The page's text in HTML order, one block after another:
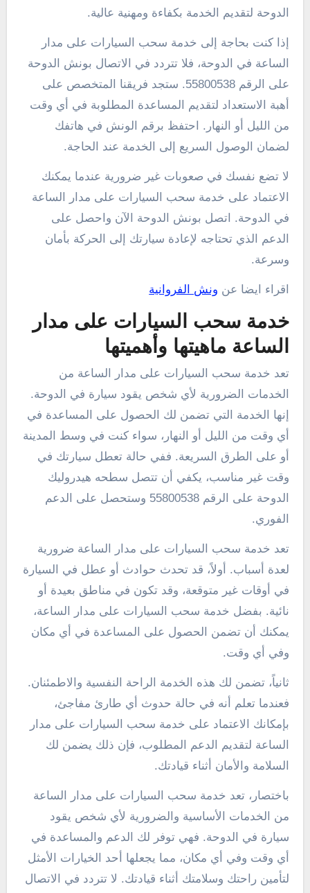
الدوحة لتقديم الخدمة بكفاءة ومهنية عالية.
إذا كنت بحاجة إلى خدمة سحب السيارات على مدار
الساعة في الدوحة، فلا تتردد في الاتصال بونش الدوحة
على الرقم 55800538. ستجد فريقنا المتخصص على
أهبة الاستعداد لتقديم المساعدة المطلوبة في أي وقت
من الليل أو النهار. احتفظ برقم الونش في هاتفك
لضمان الوصول السريع إلى الخدمة عند الحاجة.
لا تضع نفسك في صعوبات غير ضرورية عندما يمكنك
الاعتماد على خدمة سحب السيارات على مدار الساعة
في الدوحة. اتصل بونش الدوحة الآن واحصل على
الدعم الذي تحتاجه لإعادة سيارتك إلى الحركة بأمان
وسرعة.
اقراء ايضا عن ونش الفروانية
خدمة سحب السيارات على مدار
الساعة ماهيتها وأهميتها
تعد خدمة سحب السيارات على مدار الساعة من
الخدمات الضرورية لأي شخص يقود سيارة في الدوحة.
إنها الخدمة التي تضمن لك الحصول على المساعدة في
أي وقت من الليل أو النهار، سواء كنت في وسط المدينة
أو على الطرق السريعة. ففي حالة تعطل سيارتك في
وقت غير مناسب، يكفي أن تتصل سطحه هيدروليك
الدوحة على الرقم 55800538 وستحصل على الدعم
الفوري.
تعد خدمة سحب السيارات على مدار الساعة ضرورية
لعدة أسباب. أولاً، قد تحدث حوادث أو عطل في السيارة
في أوقات غير متوقعة، وقد تكون في مناطق بعيدة أو
نائية. بفضل خدمة سحب السيارات على مدار الساعة،
يمكنك أن تضمن الحصول على المساعدة في أي مكان
وفي أي وقت.
ثانياً، تضمن لك هذه الخدمة الراحة النفسية والاطمئنان.
فعندما تعلم أنه في حالة حدوث أي طارئ مفاجئ،
بإمكانك الاعتماد على خدمة سحب السيارات على مدار
الساعة لتقديم الدعم المطلوب، فإن ذلك يضمن لك
السلامة والأمان أثناء قيادتك.
باختصار، تعد خدمة سحب السيارات على مدار الساعة
من الخدمات الأساسية والضرورية لأي شخص يقود
سيارة في الدوحة. فهي توفر لك الدعم والمساعدة في
أي وقت وفي أي مكان، مما يجعلها أحد الخيارات الأمثل
لتأمين راحتك وسلامتك أثناء قيادتك. لا تتردد في الاتصال